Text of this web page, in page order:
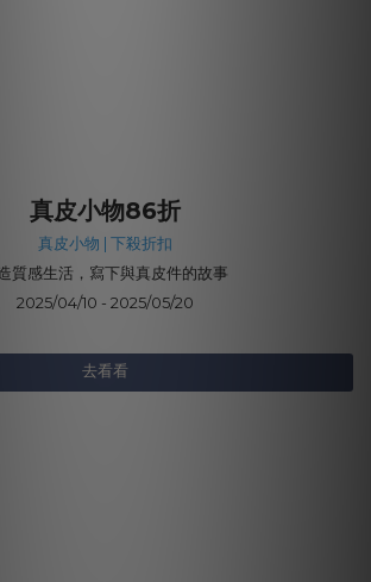
真皮小物86折
真皮小物 | 下殺折扣
質感生活，寫下與真皮件的故事
2025/04/10 - 2025/05/20
去看看